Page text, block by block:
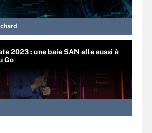
2023 : une baie SAN elle aussi à
Go